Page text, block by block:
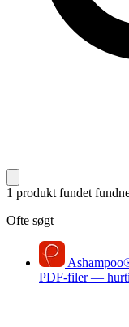
1 produkt fundet
Ofte søgt
Ashampoo
PDF-filer —